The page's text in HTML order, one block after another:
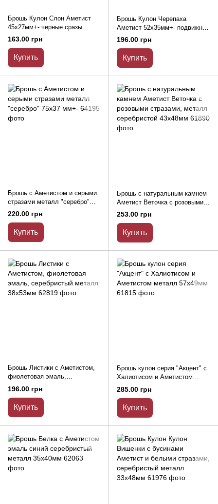
Брошь Кулон Слон Аметист
45х27мм+- черные сразы
серебристый металл
163.00 грн
Купить
Брошь Кулон Черепаха
Аметист 52х35мм+- подвижные
детали серебристый металл
196.00 грн
Купить
Брошь с Аметистом и серыми
стразами металл "серебро"
75х37 мм+-
220.00 грн
Купить
Брошь с натуральным камнем
Аметист Веточка с розовыми
стразами, металл серебристой
253.00 грн
Купить
Брошь Листики с Аметистом,
фиолетовая эмаль,
серебристый металл 38х53мм
196.00 грн
Купить
Брошь кулон серия "Акцент" с
Халиотисом и Аметистом
металл 57х49мм
285.00 грн
Купить